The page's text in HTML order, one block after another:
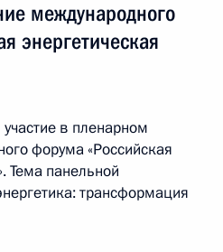
международного
энергетическая
в пленарном
форума «Российская
Тема панельной
трансформация